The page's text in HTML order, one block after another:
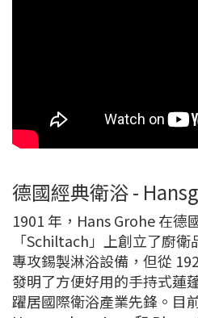
德國經典衛浴 -
1901 年，Hans Grohe 在德
「Schiltach」上創立了廚
專攻錫製淋浴設備，但從
發明了方便好用的手持式蓮
躍居國際衛浴產業先鋒。目